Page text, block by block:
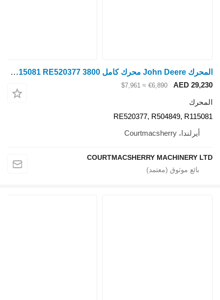
المحرك John Deere محرك كامل 3800 Cd4045hz050، Re520377، R504849، R115081 RE520377
AED 29,230
€6,890
≈ $7,961
المحرك
RE520377, R504849, R115081
أيرلندا، Courtmacsherry
COURTMACSHERRY MACHINERY LTD